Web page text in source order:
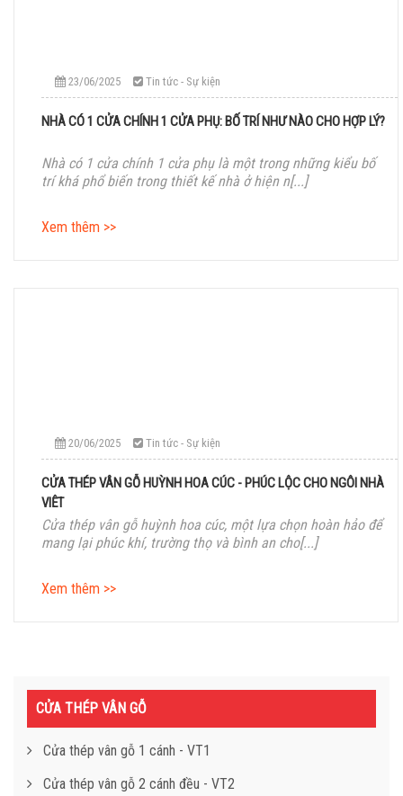
23/06/2025 Tin tức - Sự kiện
NHÀ CÓ 1 CỬA CHÍNH 1 CỬA PHỤ: BỐ TRÍ NHƯ NÀO CHO HỢP LÝ?
Nhà có 1 cửa chính 1 cửa phụ là một trong những kiểu bố
trí khá phổ biến trong thiết kế nhà ở hiện n[...]
Xem thêm >>
20/06/2025 Tin tức - Sự kiện
CỬA THÉP VÂN GỖ HUỲNH HOA CÚC - PHÚC LỘC CHO NGÔI NHÀ
VIỆT
Cửa thép vân gỗ huỳnh hoa cúc, một lựa chọn hoàn hảo để
mang lại phúc khí, trường thọ và bình an cho[...]
Xem thêm >>
CỬA THÉP VÂN GỖ
Cửa thép vân gỗ 1 cánh - VT1
Cửa thép vân gỗ 2 cánh đều - VT2